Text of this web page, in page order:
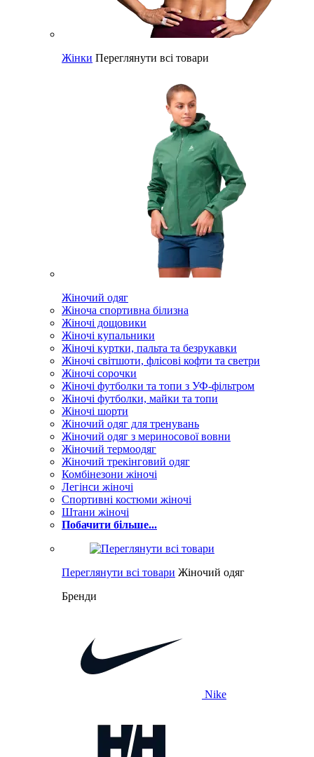
Жінки Переглянути всі товари
Жіночий одяг
Жіноча спортивна білизна
Жіночі дощовики
Жіночі купальники
Жіночі куртки, пальта та безрукавки
Жіночі світшоти, флісові кофти та светри
Жіночі сорочки
Жіночі футболки та топи з УФ-фільтром
Жіночі футболки, майки та топи
Жіночі шорти
Жіночий одяг для тренувань
Жіночий одяг з мериносової вовни
Жіночий термоодяг
Жіночий трекінговий одяг
Комбінезони жіночі
Легінси жіночі
Спортивні костюми жіночі
Штани жіночі
Побачити більше...
Переглянути всі товари Жіночий одяг
Бренди
Nike